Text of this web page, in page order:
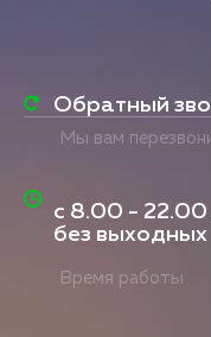
Обратный
Мы вам
с 8.00 - 22.00
без выходных
Время работы